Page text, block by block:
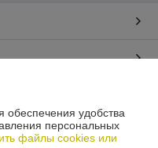
удобства
персональных
файлы cookies или